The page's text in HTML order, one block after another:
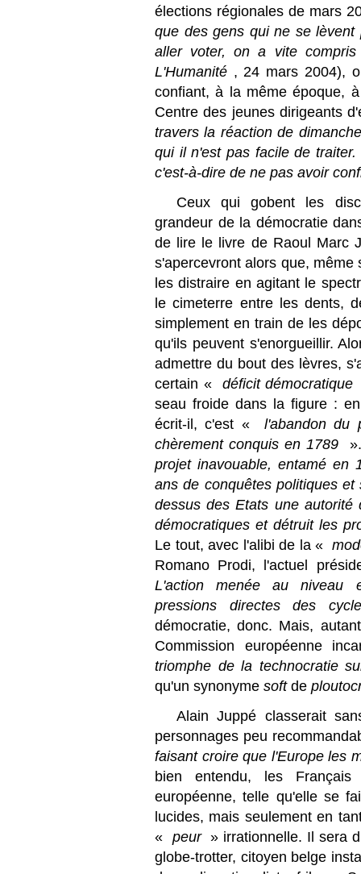
élections régionales de mars
que des gens qui ne se
aller voter, on a vite
L'Humanité , 24 mars 2004),
confiant, à la même époque,
Centre des jeunes dirigeants
travers la réaction de
qui il n'est pas facile de
c'est-à-dire de ne pas avoir
Ceux qui gobent les
grandeur de la démocratie
de lire le livre de Raoul Marc
s'apercevront alors que,
les distraire en agitant le
le cimeterre entre les dents,
simplement en train de les
qu'ils peuvent s'enorgueillir.
admettre du bout des lèvres,
certain « déficit démocratique
seau froide dans la figure :
écrit-il, c'est «l'abandon du
chèrement conquis en 1789
projet inavouable, entamé en
ans de conquêtes politiques
dessus des Etats une
démocratiques et détruit les
Le tout, avec l'alibi de la «
Romano Prodi, l'actuel
L'action menée au niveau
pressions directes des
démocratie, donc. Mais,
Commission européenne
triomphe de la technocratie
qu'un synonyme soft de
Alain Juppé classerait
personnages peu
faisant croire que l'Europe les
bien entendu, les
européenne, telle qu'elle se
lucides, mais seulement en
« peur » irrationnelle. Il sera
globe-trotter, citoyen belge